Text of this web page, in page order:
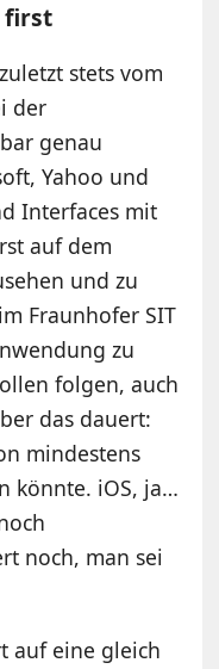
first
stets vom
der
genau
Yahoo und
Interfaces mit
auf dem
und zu
Fraunhofer SIT
zu
folgen, auch
das dauert:
mindestens
könnte. iOS, ja…
noch, man sei
auf eine gleich